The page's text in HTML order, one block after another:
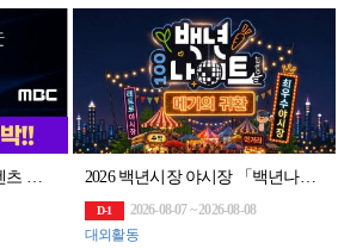
[MBC] 언리얼&블렌더 콘텐츠 전문가 과정 6기 모집 2026 백년시장 야시장 「백년나이트 : 메기의 귀환」
D-1
2026-08-07 ~ 2026-08-08
대외활동